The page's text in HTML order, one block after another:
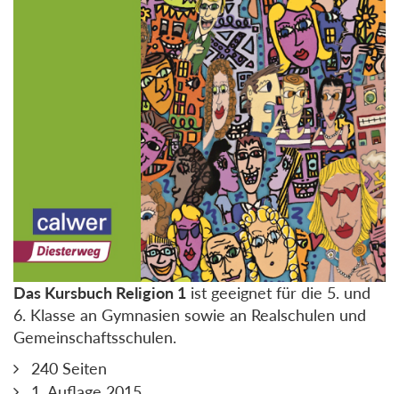
Das Kursbuch Religion 1 ist geeignet für die 5. und
6. Klasse an Gymnasien sowie an Realschulen und
Gemeinschaftsschulen.
240 Seiten